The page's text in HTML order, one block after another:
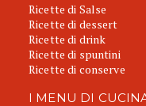
Ricette di Salse
Ricette di dessert
Ricette di drink
Ricette di spuntini
Ricette di conserve
I MENU DI